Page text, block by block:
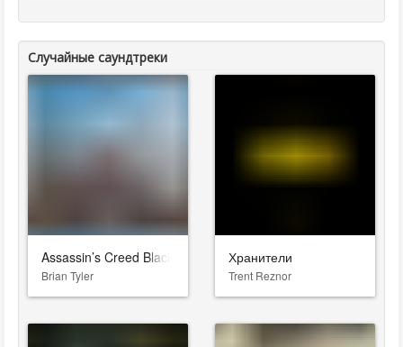
Случайные саундтреки
Assassin’s Creed Black Flag Resynced
Brian Tyler
Хранители
Trent Reznor